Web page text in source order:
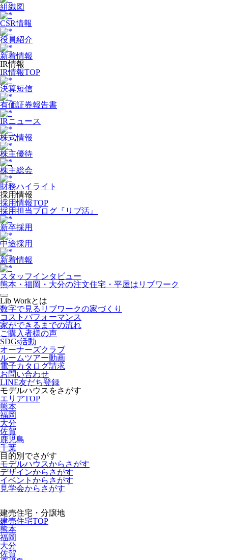
組織図
CSR情報
役員紹介
新着情報
IR情報
IR情報TOP
決算短信
有価証券報告書
IRニュース
株式情報
株主優待
株主総会
財務ハイライト
採用情報
採用情報TOP
採用担当ブログ『リブ活』
新卒採用
中途採用
新着情報
スタッフインタビュー
熊本・福岡・大分の注文住宅・平屋はリブワーク
Lib Workとは
数字で見るリブワークの家づくり
コストパフォーマンス
家ができるまでの流れ
ご購入者様の声
SDGs活動
オーナーズクラブ
ルームツアー動画
電子カタログ請求
お問い合わせ
LINE友だち登録
モデルハウスをさがす
エリアTOP
熊本
福岡
大分
佐賀
鹿児島
千葉
目的別でさがす
モデルハウスからさがす
デザインからさがす
イベントからさがす
見学会からさがす
建売住宅・分譲地
建売住宅TOP
熊本
福岡
大分
佐賀